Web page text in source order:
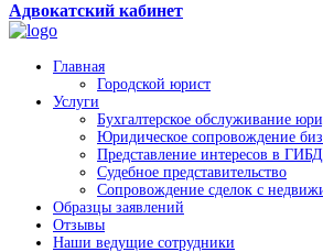
Адвокатский кабинет
Главная
Городской юрист
Услуги
Бухгалтерское обслуживание
Юридическое сопровождение
Представление интересов в
Судебное представительство
Сопровождение сделок с
Образцы заявлений
Отзывы
Наши ведущие сотрудники